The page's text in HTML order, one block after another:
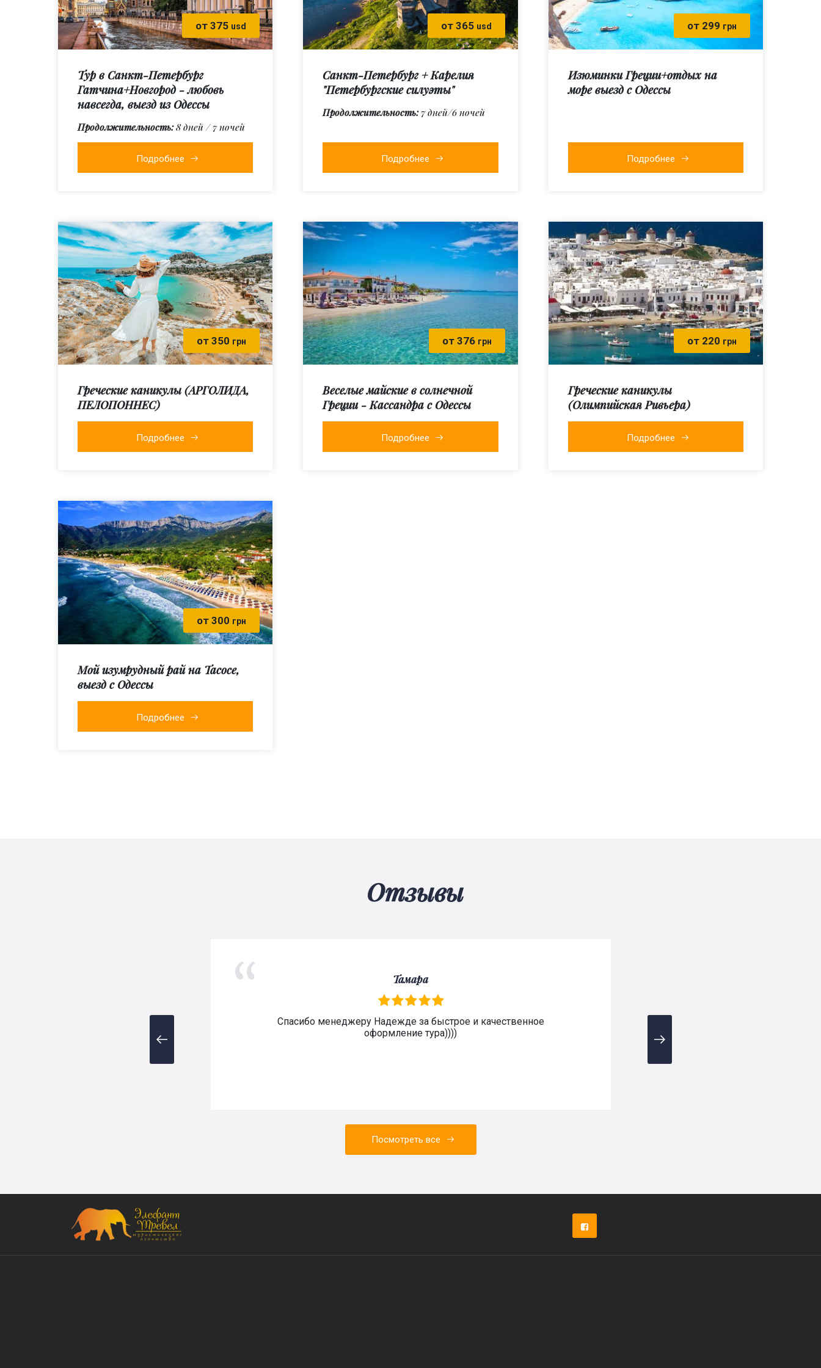
от 375 usd
Тур в Санкт-Петербург
Гатчина+Новгород - любовь
навсегда, выезд из Одессы
Продолжительность:8 дней / 7 ночей
Подробнее
от 365 usd
Санкт-Петербург + Карелия
"Петербургские силуэты"
Продолжительность:7 дней/6 ночей
Подробнее
от 299 грн
Изюминки Греции+отдых на
море выезд с Одессы
Подробнее
от 350 грн
Греческие каникулы (АРГОЛИДА,
ПЕЛОПОННЕС)
Подробнее
от 376 грн
Веселые майские в солнечной
Греции - Кассандра с Одессы
Подробнее
от 220 грн
Греческие каникулы
(Олимпийская Ривьера)
Подробнее
от 300 грн
Мой изумрудный рай на Тасосе,
выезд с Одессы
Подробнее
Отзывы
Тамара
Спасибо менеджеру Надежде за быстрое и качественное
оформление тура))))
Посмотреть все